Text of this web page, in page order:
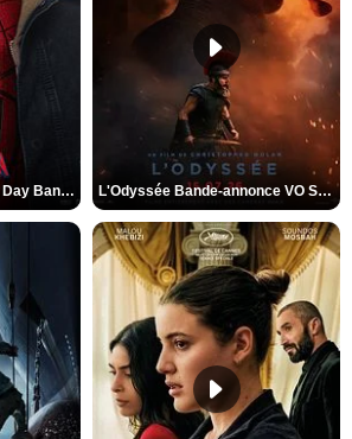
Spider-Man: Brand New Day Bande-annonce VO STFR L'Odyssée Bande-annonce VO STFR